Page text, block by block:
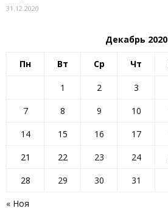
31.12.2020
Декабрь 2020
Пн Вт Ср Чт
« Ноя
1 2 3
7
8 9 10
14
15 16 17
21
22 23 24
28
29 30 31